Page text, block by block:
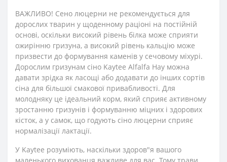
ВАЖЛИВО! Сено люцерни не рекомендується для
дорослих тварин у щоденному раціоні на постійній
основі, оскільки високий рівень білка може сприяти
ожирінню гризуна, а високий рівень кальцію може
призвести до формування каменів у сечовому міхурі.
Дорослим гризунам сіно Kaytee Alfalfa Hay можна
давати зрідка як ласощі або додавати до інших сортів
сіна для більшої смакової привабливості. Для
молодняку це ідеальний корм, який сприяє активному
зростанню гризунів і формуванню міцних і здорових
кісток, а у самок, що годують сіно люцерни сприяє
нормалізації лактації.
У Kaytee розуміють, наскільки здоров"я вашого
маленького вихованця важливе для вас. Тому трави